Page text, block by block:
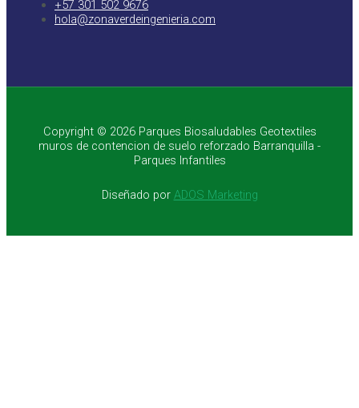
+57 301 502 9676
hola@zonaverdeingenieria.com
Copyright © 2026 Parques Biosaludables Geotextiles
muros de contencion de suelo reforzado Barranquilla -
Parques Infantiles
Diseñado por ADOS Marketing